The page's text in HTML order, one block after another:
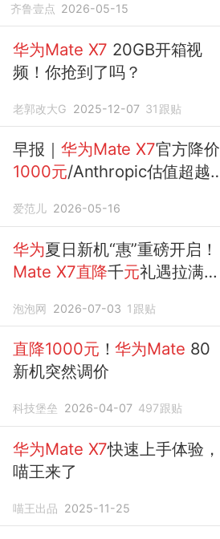
齐鲁壹点 2026-05-15
华为Mate X7 20GB开箱视
频！你抢到了吗？
老郭改大G 2025-12-07 31 跟贴
早报｜华为Mate X7官方降价
1000元/Anthropic估值超越
爱范儿 2026-05-16
华为夏日新机“惠”重磅开启！
Mate X7直降千元礼遇拉满，
泡泡网 2026-07-03 1 跟贴
直降1000元 ！华为Mate 80
新机突然调价
科技堡垒 2026-04-07 497跟贴
华为Mate X7快速上手体验，
喵王来了
喵王出品 2025-11-25